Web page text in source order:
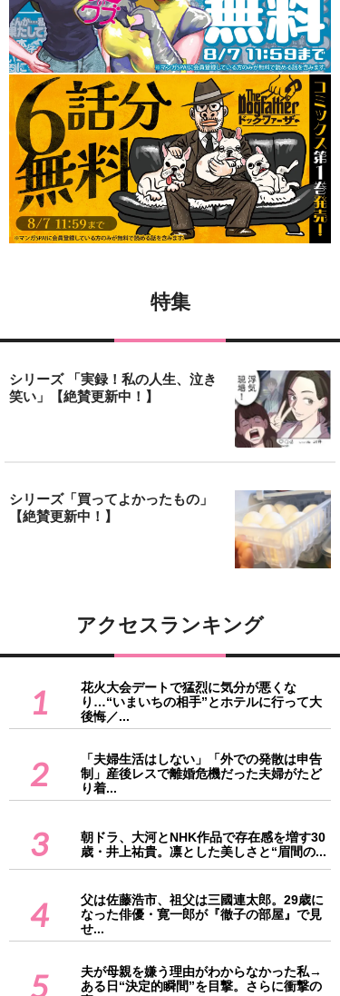
特集
シリーズ 「実録！私の人生、泣き
笑い」【絶賛更新中！】
シリーズ「買ってよかったもの」
【絶賛更新中！】
アクセスランキング
1
花火大会デートで猛烈に気分が悪くな
り…“いまいちの相手”とホテルに行って大
後悔／...
2
「夫婦生活はしない」「外での発散は申告
制」産後レスで離婚危機だった夫婦がたど
り着...
3
朝ドラ、大河とNHK作品で存在感を増す30
歳・井上祐貴。凛とした美しさと“眉間の...
4
父は佐藤浩市、祖父は三國連太郎。29歳に
なった俳優・寛一郎が『徹子の部屋』で見
せ...
5
夫が母親を嫌う理由がわからなかった私→
ある日“決定的瞬間”を目撃。さらに衝撃の